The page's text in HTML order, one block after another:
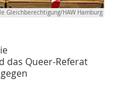
Gleichberechtigung/HAW Hamburg
das Queer-Referat